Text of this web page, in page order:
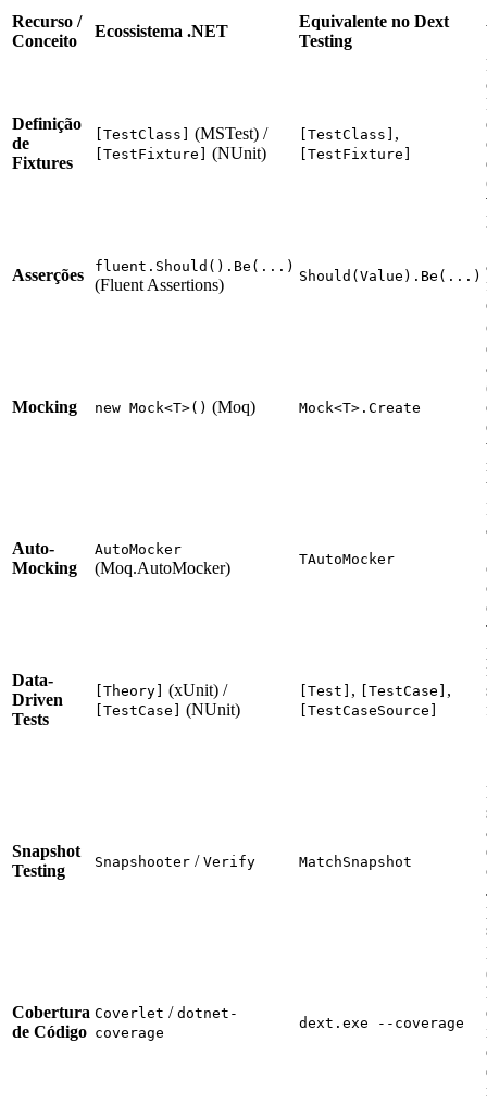
Recurso /
Conceito
Ecossistema .NET
Equivalente no Dext
Testing
Definição
de
Fixtures
[TestClass] (MSTest) /
[TestFixture] (NUnit)
[TestClass] ,
[TestFixture]
Asserções fluent.Should().Be(...)
(Fluent Assertions) Should(Value).Be(...)
Mocking new Mock<T>() (Moq) Mock<T>.Create
Auto-
Mocking
AutoMocker
(Moq.AutoMocker) TAutoMocker
Data-
Driven
Tests
[Theory] (xUnit) /
[TestCase] (NUnit)
[Test] , [TestCase] ,
[TestCaseSource]
Snapshot
Testing
Snapshooter / Verify MatchSnapshot
Cobertura
de Código
Coverlet / dotnet-
coverage
dext.exe --coverage